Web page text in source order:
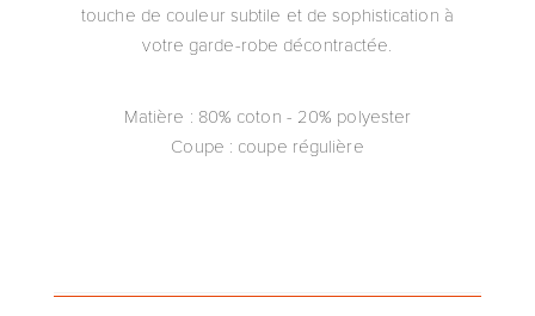
touche de couleur subtile et de sophistication à
votre garde-robe décontractée.
Matière : 80% coton - 20% polyester
Coupe : coupe régulière